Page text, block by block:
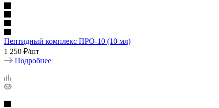
Пептидный комплекс ПРО-10 (10 мл)
1 250 ₽/шт
Подробнее